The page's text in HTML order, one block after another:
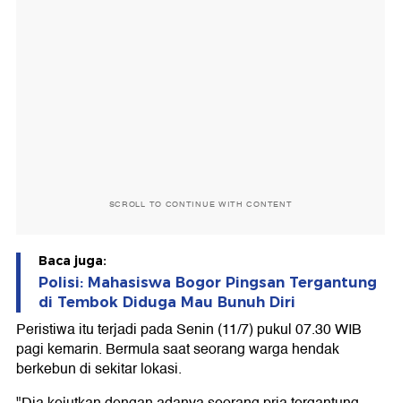
SCROLL TO CONTINUE WITH CONTENT
Baca juga:
Polisi: Mahasiswa Bogor Pingsan Tergantung
di Tembok Diduga Mau Bunuh Diri
Peristiwa itu terjadi pada Senin (11/7) pukul 07.30 WIB
pagi kemarin. Bermula saat seorang warga hendak
berkebun di sekitar lokasi.